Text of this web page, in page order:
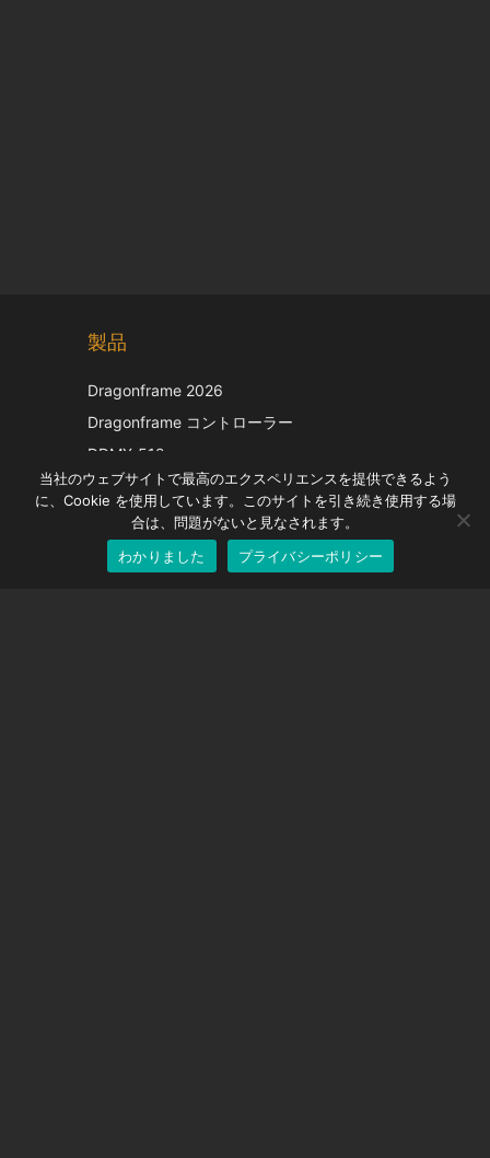
製品
Dragonframe 2026
Dragonframe コントローラー
DDMX-512
DMC-32
EOS LV補正キャップ
当社のウェブサイトで最高のエクスペリエンスを提供できるよう
に、Cookie を使用しています。このサイトを引き続き使用する場
合は、問題がないと見なされます。
わかりました
プライバシーポリシー
Japanese
English
German